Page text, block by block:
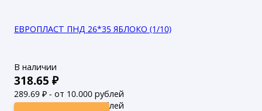
ЕВРОПЛАСТ ПНД 26*35 ЯБЛОКО (1/10)
В наличии
318.65 ₽
289.69 ₽ - от 10.000 рублей
263.35₽ - от 50.000 рублей